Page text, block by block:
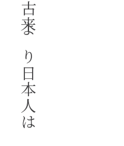
古来より日本人は